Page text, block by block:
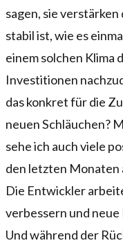
sagen, sie verstärken
stabil ist, wie es
einem solchen Klima
Investitionen
das konkret für die
neuen Schläuchen?
sehe ich auch viele
den letzten Monaten
Die Entwickler
verbessern und
Und während der